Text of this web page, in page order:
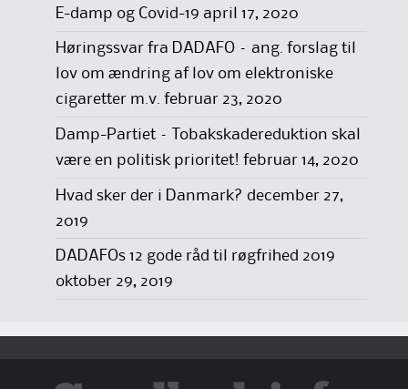
E-damp og Covid-19 april 17, 2020
Høringssvar fra DADAFO – ang. forslag til
lov om ændring af lov om elektroniske
cigaretter m.v. februar 23, 2020
Damp-Partiet – Tobakskadereduktion skal
være en politisk prioritet! februar 14, 2020
Hvad sker der i Danmark? december 27,
2019
DADAFOs 12 gode råd til røgfrihed 2019
oktober 29, 2019